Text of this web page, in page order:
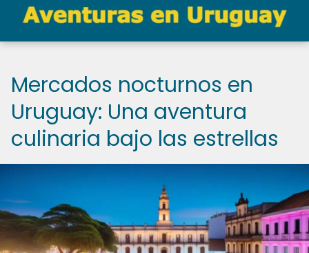
Mercados nocturnos en
Uruguay: Una aventura
culinaria bajo las estrellas